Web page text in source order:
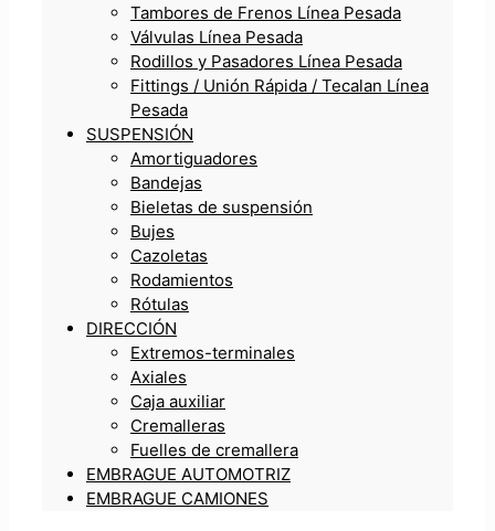
Tambores de Frenos Línea Pesada
Válvulas Línea Pesada
Rodillos y Pasadores Línea Pesada
Fittings / Unión Rápida / Tecalan Línea
Pesada
SUSPENSIÓN
Amortiguadores
Bandejas
Bieletas de suspensión
Bujes
Cazoletas
Rodamientos
Rótulas
DIRECCIÓN
Extremos-terminales
Axiales
Caja auxiliar
Cremalleras
Fuelles de cremallera
EMBRAGUE AUTOMOTRIZ
EMBRAGUE CAMIONES